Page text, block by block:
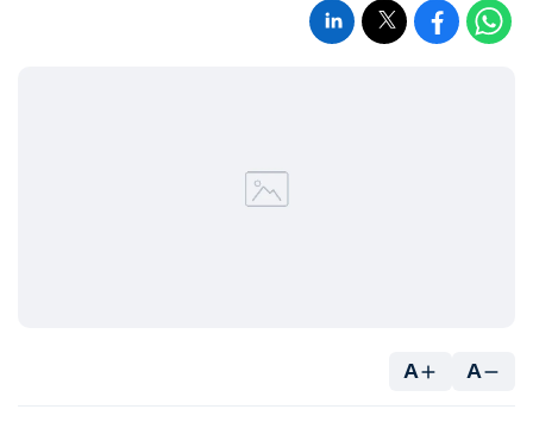
A
A